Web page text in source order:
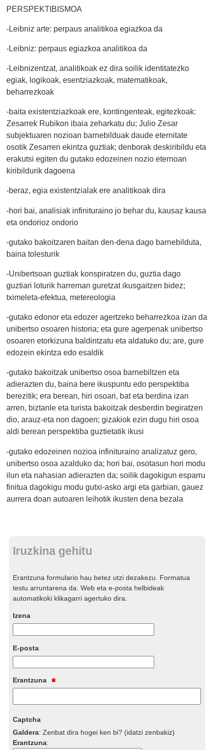
PERSPEKTIBISMOA
-Leibniz arte: perpaus analitikoa egiazkoa da
-Leibniz: perpaus egiazkoa analitikoa da
-Leibnizentzat, analitikoak ez dira soilik identitatezko
egiak, logikoak, esentziazkoak, matematikoak,
beharrezkoak
-baita existentziazkoak ere, kontingenteak, egitezkoak:
Zesarrek Rubikon ibaia zeharkatu du; Julio Zesar
subjektuaren nozioan barnebilduak daude eternitate
osotik Zesarren ekintza guztiak; denborak deskiribildu eta
erakutsi egiten du gutako edozeinen nozio eternoan
kiribildurik dagoena
-beraz, egia existentzialak ere analitikoak dira
-hori bai, analisiak infinituraino jo behar du, kausaz kausa
eta ondorioz ondorio
-gutako bakoitzaren baitan den-dena dago barnebilduta,
baina tolesturik
-Unibertsoan guztiak konspiratzen du, guztia dago
guztiari loturik harreman guretzat ikusgaitzen bidez;
tximeleta-efektua, metereologia
-gutako edonor eta edozer agertzeko beharrezkoa izan da
unibertso osoaren historia; eta gure agerpenak unibertso
osoaren etorkizuna baldintzatu eta aldatuko du; are, gure
edozein ekintza edo esaldik
-gutako bakoitzak unibertso osoa barnebiltzen eta
adierazten du, baina bere ikuspuntu edo perspektiba
berezitik; era berean, hiri osoari, bat eta berdina izan
arren, biztanle eta turista bakoitzak desberdin begiratzen
dio, arauz-eta non dagoen; gizakiok ezin dugu hiri osoa
aldi berean perspektiba guztietatik ikusi
-gutako edozeinen nozioa infinituraino analizatuz gero,
unibertso osoa azalduko da; hori bai, osotasun hori modu
ilun eta nahasian adierazten da; soilik dagokigun esparru
finitua dagokigu modu gutxi-asko argi eta garbian, gauez
aurrera doan autoaren leihotik ikusten dena bezala
Iruzkina gehitu
Erantzuna formulario hau betez utzi dezakezu. Formatua
testu arruntarena da. Web eta e-posta helbideak
automatikoki klikagarri agertuko dira.
Izena
E-posta
Erantzuna
Captcha
Galdera:Zenbat dira hogei ken bi? (idatzi zenbakiz)
Erantzuna: